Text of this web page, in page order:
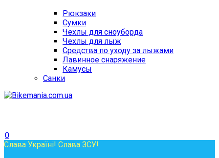
Рюкзаки
Сумки
Чехлы для сноуборда
Чехлы для лыж
Средства по уходу за лыжами
Лавинное снаряжение
Камусы
Санки
0
Слава Україні! Слава ЗСУ!